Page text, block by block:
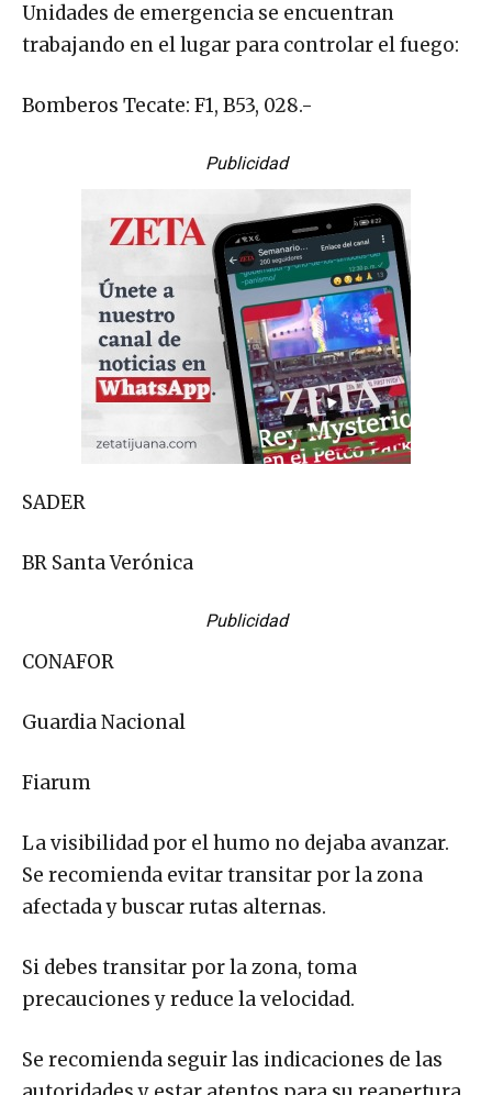
Unidades de emergencia se encuentran
trabajando en el lugar para controlar el fuego:
Bomberos Tecate: F1, B53, 028.-
Publicidad
SADER
BR Santa Verónica
Publicidad
CONAFOR
Guardia Nacional
Fiarum
La visibilidad por el humo no dejaba avanzar.
Se recomienda evitar transitar por la zona
afectada y buscar rutas alternas.
Si debes transitar por la zona, toma
precauciones y reduce la velocidad.
Se recomienda seguir las indicaciones de las